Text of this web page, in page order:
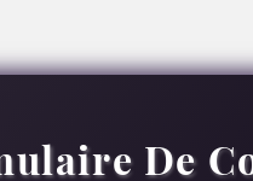
De